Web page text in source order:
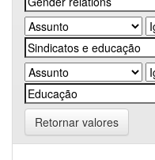
Retornar valores